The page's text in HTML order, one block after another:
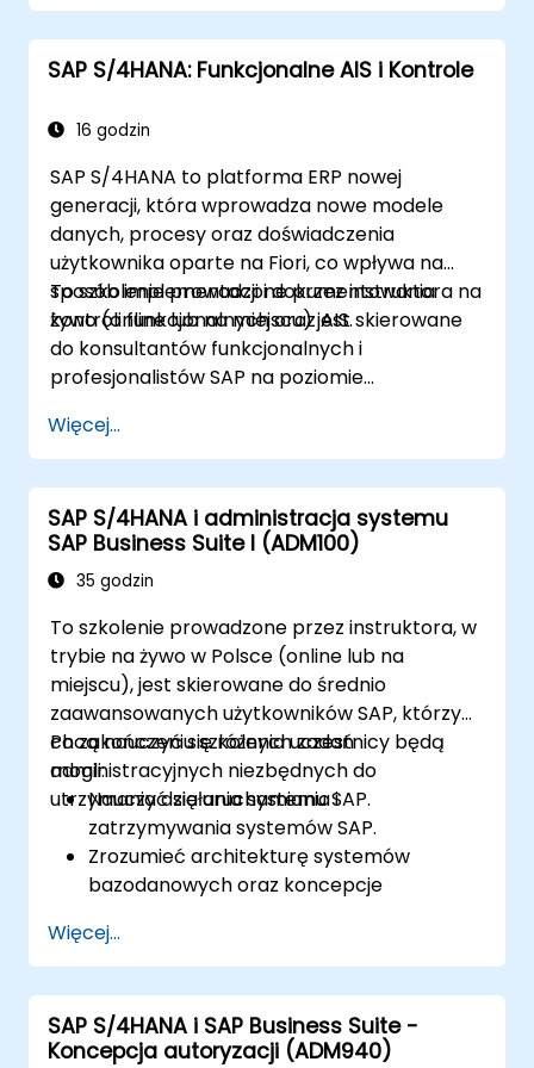
audytowe.
SAP S/4HANA: Funkcjonalne AIS i Kontrole
16 godzin
SAP S/4HANA to platforma ERP nowej
generacji, która wprowadza nowe modele
danych, procesy oraz doświadczenia
użytkownika oparte na Fiori, co wpływa na
sposób implementacji i dokumentowania
kontroli funkcjonalnych oraz AIS.
To szkolenie prowadzone przez instruktora na
żywo (online lub na miejscu) jest skierowane
do konsultantów funkcjonalnych i
profesjonalistów SAP na poziomie
zintegrować praktyki AIS i kontroli w procesy
FI/MM/SD/BP, projektować i testować
kontrole oraz przygotowywać dowody
gotowe do audytu.
Więcej...
SAP S/4HANA i administracja systemu
SAP Business Suite I (ADM100)
35 godzin
To szkolenie prowadzone przez instruktora, w
trybie na żywo w Polsce (online lub na
miejscu), jest skierowane do średnio
zaawansowanych użytkowników SAP, którzy
chcą nauczyć się różnych zadań
administracyjnych niezbędnych do
utrzymania działania systemu SAP.
Po zakończeniu szkolenia uczestnicy będą
mogli:
Nauczyć się uruchamiania i
zatrzymywania systemów SAP.
Zrozumieć architekturę systemów
bazodanowych oraz koncepcje
Konfigurować systemy i tworzyć cele RFC.
Planować i monitorować zadania w tle.
Więcej...
SAP S/4HANA i SAP Business Suite -
Koncepcja autoryzacji (ADM940)